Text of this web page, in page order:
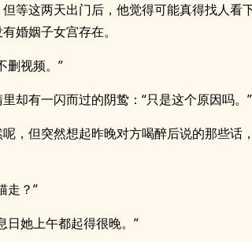
等这两天出门后，他觉得可能真得找人看
婚姻子女宫存在。
删视频。”
却有一闪而过的阴鸷：“只是这个原因吗。”
，但突然想起昨晚对方喝醉后说的那些话
走？”
日她上午都起得很晚。”